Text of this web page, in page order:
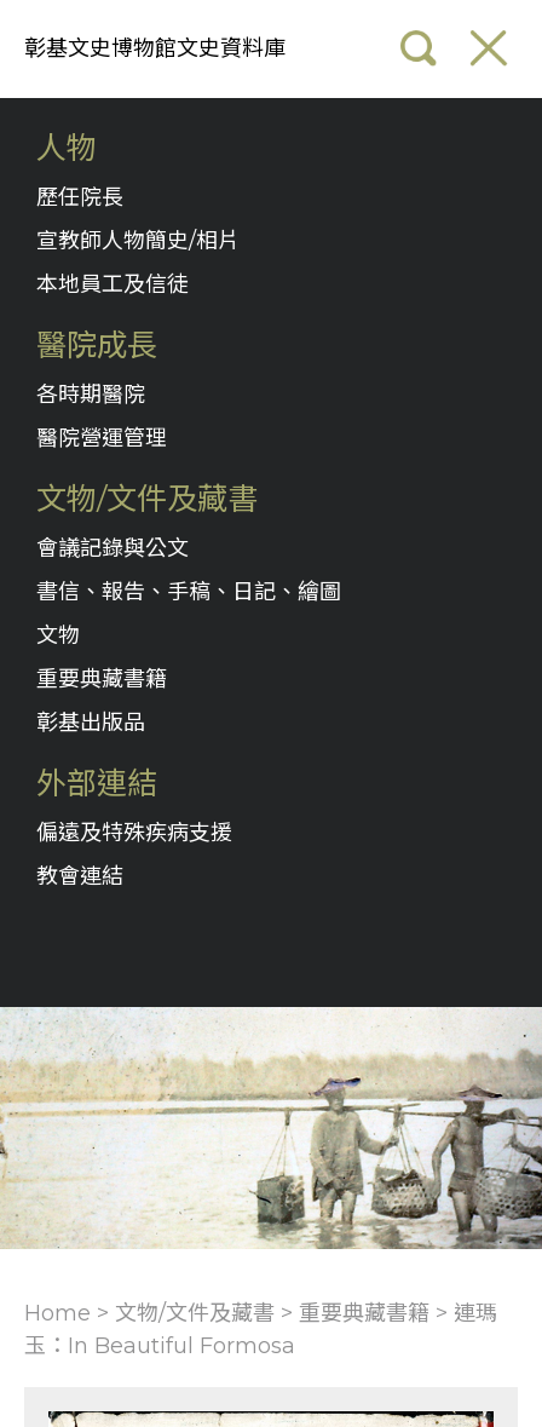
彰基文史博物館文史資料庫
人物
歷任院長
宣教師人物簡史/相片
本地員工及信徒
醫院成長
各時期醫院
醫院營運管理
文物/文件及藏書
會議記錄與公文
書信、報告、手稿、日記、繪圖
文物
重要典藏書籍
彰基出版品
外部連結
偏遠及特殊疾病支援
教會連結
Home > 文物/文件及藏書 > 重要典藏書籍 > 連瑪
玉：In Beautiful Formosa